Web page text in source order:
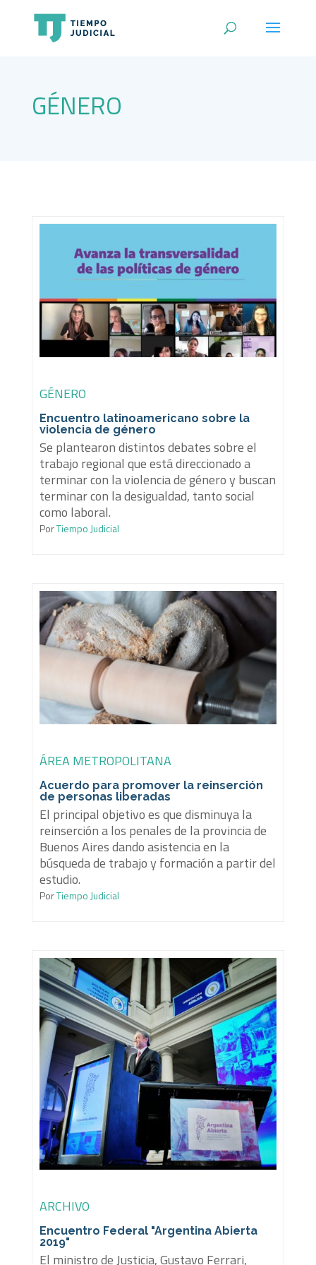
GÉNERO
GÉNERO
Encuentro latinoamericano sobre la
violencia de género
Se plantearon distintos debates sobre el
trabajo regional que está direccionado a
terminar con la violencia de género y buscan
terminar con la desigualdad, tanto social
como laboral.
PorTiempo Judicial
ÁREA METROPOLITANA
Acuerdo para promover la reinserción
de personas liberadas
El principal objetivo es que disminuya la
reinserción a los penales de la provincia de
Buenos Aires dando asistencia en la
búsqueda de trabajo y formación a partir del
estudio.
PorTiempo Judicial
ARCHIVO
Encuentro Federal "Argentina Abierta
2019"
El ministro de Justicia, Gustavo Ferrari,